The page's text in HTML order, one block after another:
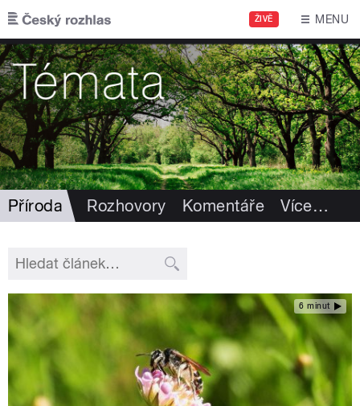
Přejít k hlavnímu obsahu
ŽIVĚ MENU
Příroda Rozhovory Komentáře Více…
6 minut